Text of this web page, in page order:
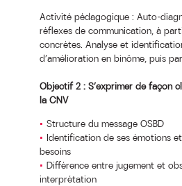
Activité pédagogique : Auto-
réflexes de communication, à
concrètes. Analyse et
d’amélioration en binôme, puis
Objectif 2 : S’exprimer de façon
la CNV
Structure du message OSBD
Identification de ses émotions
besoins
Différence entre jugement et
interprétation